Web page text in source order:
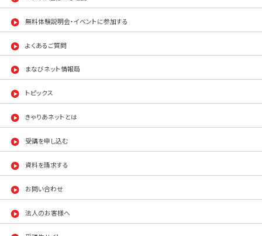
無料体験説明会・イベントに参加する
よくあるご質問
まなびネット情報局
トピックス
きゃりあネットとは
受講を申し込む
資料を請求する
お問い合わせ
法人のお客様へ